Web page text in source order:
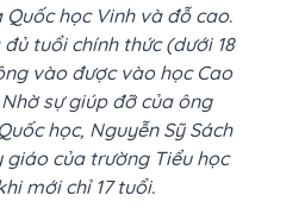
học Vinh và đỗ cao.
đủ tuổi chính thức (dưới 18
vào được vào học Cao
sự giúp đỡ của ông
học, Nguyễn Sỹ Sách
của trường Tiểu học
mới chỉ 17 tuổi.